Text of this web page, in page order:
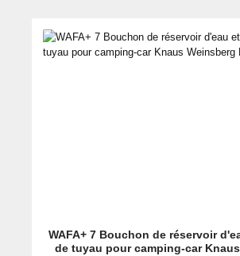
WAFA+ 7 Bouchon de réservoir
de tuyau pour camping-car